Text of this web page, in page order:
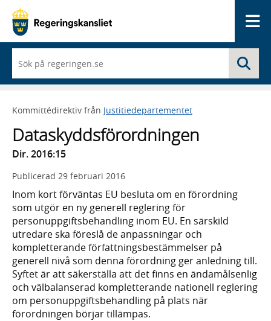
du
börjar
skriva
framträder
lista
med
sökförslag
Kommittédirektiv från Justitiedepartementet
Dataskyddsförordningen
Dir. 2016:15
Publicerad 29 februari 2016
Inom kort förväntas EU besluta om en förordning
som utgör en ny generell reglering för
personuppgiftsbehandling inom EU. En särskild
utredare ska föreslå de anpassningar och
kompletterande författningsbestämmelser på
generell nivå som denna förordning ger anledning till.
Syftet är att säkerställa att det finns en ändamålsenlig
och välbalanserad kompletterande nationell reglering
om personuppgiftsbehandling på plats när
förordningen börjar tillämpas.